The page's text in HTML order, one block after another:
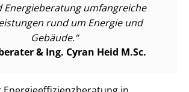
Energieberatung umfangreiche
rund um Energie und
Gebäude.
& Ing. Cyran Heid M.Sc.